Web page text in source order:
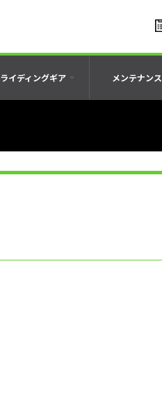
ライディングギア メンテナンス